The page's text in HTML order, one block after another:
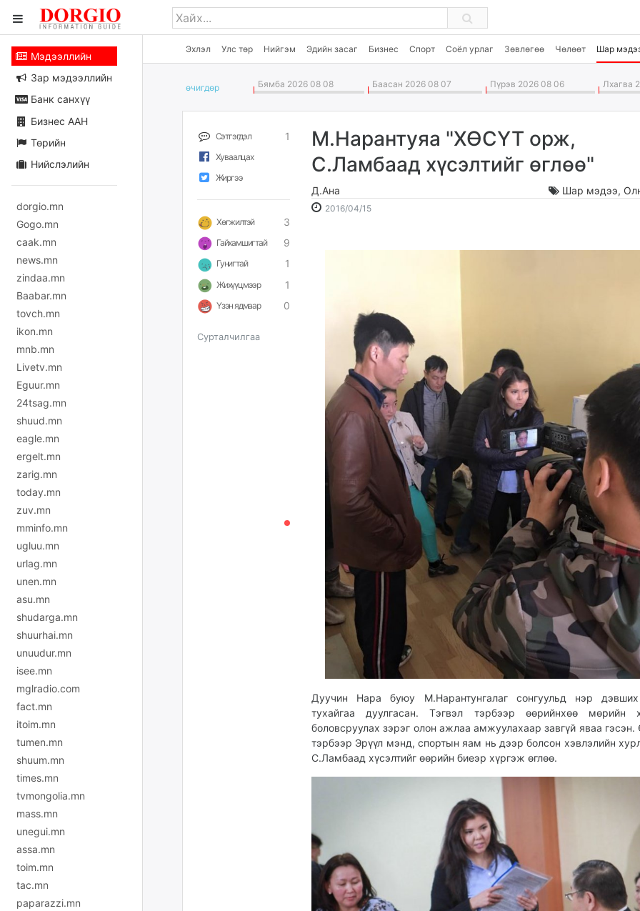
Эхлэл Улс төр Нийгэм Эдийн засаг Бизнес Спорт Соёл урлаг Зөвлөгөө Чөлөөт Шар
Мэдээллийн
Зар мэдээллийн
Банк санхүү
Бизнес ААН
Төрийн
Нийслэлийн
dorgio.mn
Gogo.mn
caak.mn
news.mn
zindaa.mn
Baabar.mn
tovch.mn
ikon.mn
mnb.mn
Livetv.mn
Eguur.mn
24tsag.mn
shuud.mn
eagle.mn
ergelt.mn
zarig.mn
today.mn
zuv.mn
mminfo.mn
ugluu.mn
urlag.mn
unen.mn
asu.mn
shudarga.mn
shuurhai.mn
unuudur.mn
isee.mn
mglradio.com
fact.mn
itoim.mn
tumen.mn
shuum.mn
times.mn
tvmongolia.mn
mass.mn
unegui.mn
assa.mn
toim.mn
tac.mn
paparazzi.mn
өчигдѳр Бямба 2026 08 08 Баасан 2026 08 07 Пүрэв 2026 08 06 Лхагва
Сэтгэгдэл 1
Хуваалцах
Жиргээ
Хөгжилтэй 3
Гайхамшигтай 9
Гунигтай 1
Жихүүцмээр 1
Үзэн ядмаар 0
Сурталчилгаа
М.Нарантуяа "ХӨСҮТ орж,
С.Ламбаад хүсэлтийг өглөө"
Д.Ана Шар мэдээ,
2016/04/152016-
2026-
Дуучин Нара буюу М.Нарантунгалаг сонгуульд нэр
тухайгаа дуулгасан. Тэгвэл тэрбээр өөрийнхөө мөрийн
боловсруулах зэрэг олон ажлаа амжуулахаар завгүй яваа гэсэн.
тэрбээр Эрүүл мэнд, спортын яам нь дээр болсон хэвлэлийн
С.Ламбаад хүсэлтийг өөрийн биеэр хүргэж өглөө.